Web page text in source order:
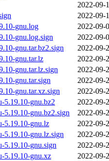
2022-09-
2022-09-
gnu.log
2022-09-
gnu.log.sign
2022-09-
gnu.tar.bz2.sign
2022-09-
gnu.tar.lz
2022-09-
gnu.tar.lz.sign
2022-09-
gnu.tar.sign
2022-09-
gnu.tar.xz.sign
2022-09-
5.19.10-gnu.bz2
2022-09-
5.19.10-gnu.bz2.sign
2022-09-
5.19.10-gnu.lz
2022-09-
5.19.10-gnu.lz.sign
2022-09-
5.19.10-gnu.sign
2022-09-
5.19.10-gnu.xz
2022-09-